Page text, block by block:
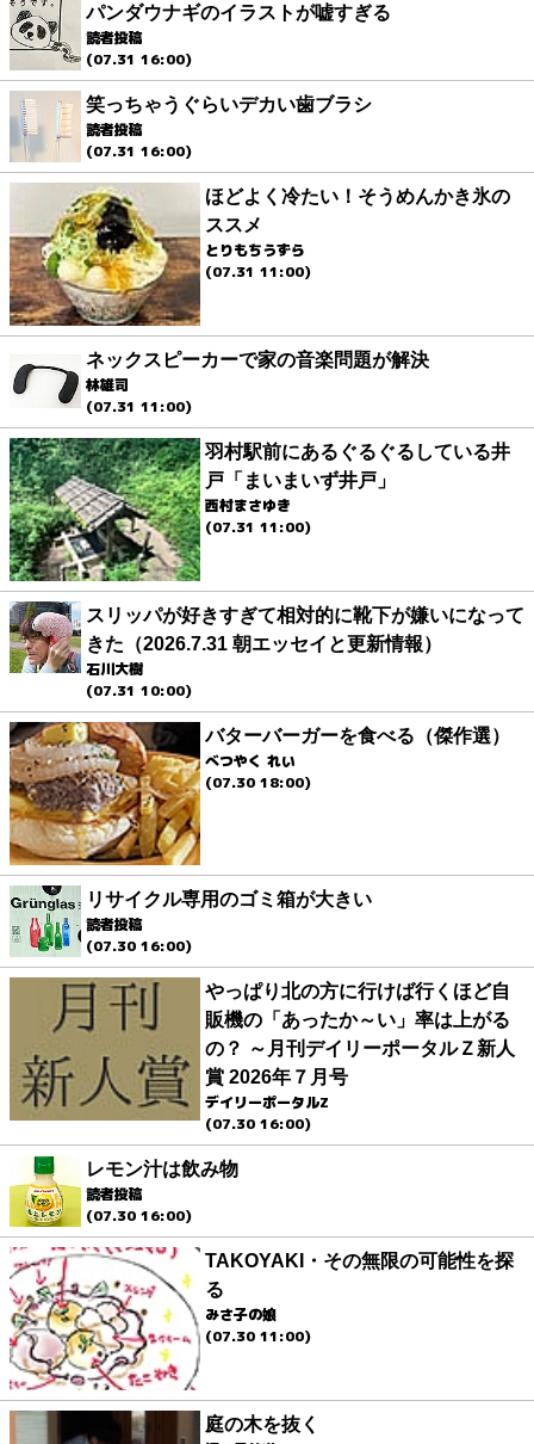
パンダウナギのイラストが嘘すぎる
読者投稿
(07.31 16:00)
笑っちゃうぐらいデカい歯ブラシ
読者投稿
(07.31 16:00)
ほどよく冷たい！そうめんかき氷の
ススメ
とりもちうずら
(07.31 11:00)
ネックスピーカーで家の音楽問題が解決
林雄司
(07.31 11:00)
羽村駅前にあるぐるぐるしている井
戸「まいまいず井戸」
西村まさゆき
(07.31 11:00)
スリッパが好きすぎて相対的に靴下が嫌いになって
きた（2026.7.31 朝エッセイと更新情報）
石川大樹
(07.31 10:00)
バターバーガーを食べる（傑作選）
べつやく れい
(07.30 18:00)
リサイクル専用のゴミ箱が大きい
読者投稿
(07.30 16:00)
やっぱり北の方に行けば行くほど自
販機の「あったか～い」率は上がる
の？ ～月刊デイリーポータルＺ新人
賞 2026年７月号
デイリーポータルZ
(07.30 16:00)
レモン汁は飲み物
読者投稿
(07.30 16:00)
TAKOYAKI・その無限の可能性を探
る
みさ子の娘
(07.30 11:00)
庭の木を抜く